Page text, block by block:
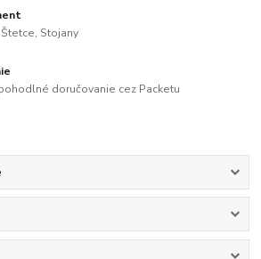
Stojany
doručovanie cez Packetu